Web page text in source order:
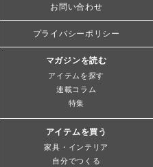
お問い合わせ
プライバシーポリシー
マガジンを読む
アイテムを探す
連載コラム
特集
アイテムを買う
家具・インテリア
自分でつくる